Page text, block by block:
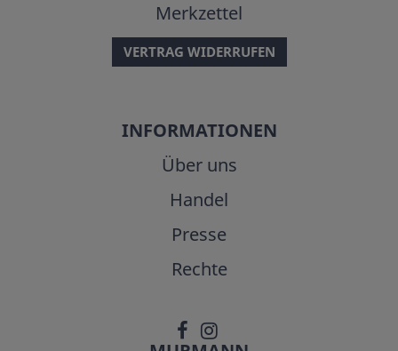
Merkzettel
VERTRAG WIDERRUFEN
INFORMATIONEN
Über uns
Handel
Presse
Rechte